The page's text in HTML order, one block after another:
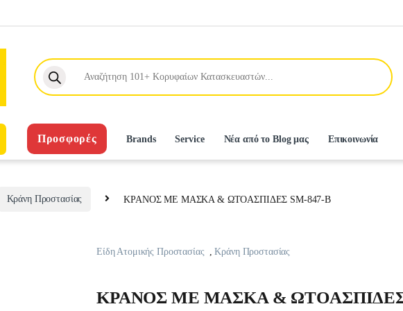
Products search
Προσφορές Brands Service Νέα από το Blog μας Επικοινωνία
Κράνη Προστασίας KPANOΣ ME MAΣKA & ΩTOAΣΠIΔEΣ SM-847-B
Είδη Ατομικής Προστασίας ,Κράνη Προστασίας
KPANOΣ ME MAΣKA &